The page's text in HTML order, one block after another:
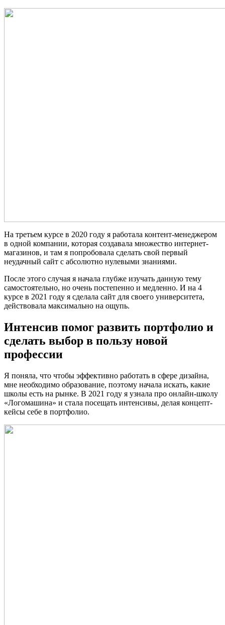
На третьем курсе в 2020 году я работала контент-менеджером
в одной компании, которая создавала множество интернет-
магазинов, и там я попробовала сделать свой первый
неудачный сайт с абсолютно нулевыми знаниями.
После этого случая я начала глубже изучать данную тему
самостоятельно, но очень постепенно и медленно. И на 4
курсе в 2021 году я сделала сайт для своего университета,
действовала максимально на ощупь.
Интенсив помог развить портфолио и
сделать выбор в пользу новой
профессии
Я поняла, что чтобы эффективно работать в сфере дизайна,
мне необходимо образование, поэтому начала искать, какие
школы есть на рынке. В 2021 году я узнала про онлайн-школу
«Логомашина» и стала посещать интенсивы, делая концепт-
кейсы себе в портфолио.